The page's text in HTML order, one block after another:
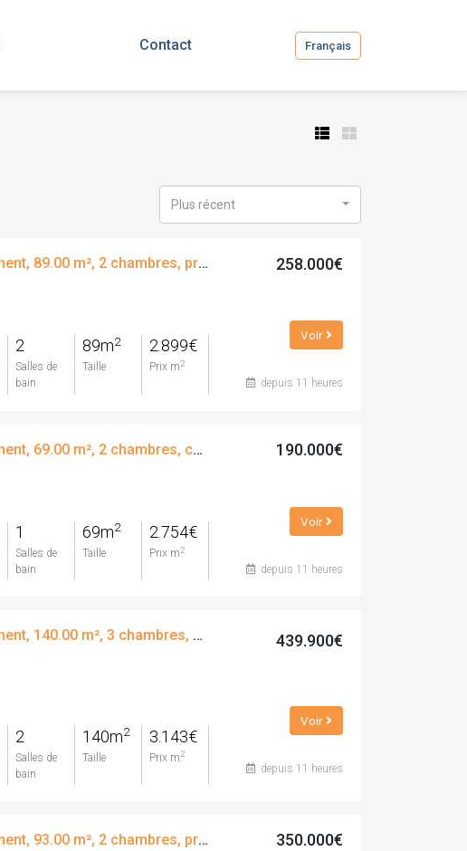
Contact Français
Plus récent
Appartement, 89.00 m², 2 chambres, presque neuf, calle de la ciutat de reus, 27
2
Salles de
bain
89m2
Taille
2.899€
Prix m 2
258.000€
Voir
depuis 11 heures
Appartement, 69.00 m², 2 chambres, calle de carles buïgas
1
Salles de
bain
69m2
Taille
2.754€
Prix m 2
190.000€
Voir
depuis 11 heures
Appartement, 140.00 m², 3 chambres, calle de la gavina, 2
2
Salles de
bain
140m2
Taille
3.143€
Prix m 2
439.900€
Voir
depuis 11 heures
Appartement, 93.00 m², 2 chambres, presque neuf, calle de brussel·les, 51 350.000€